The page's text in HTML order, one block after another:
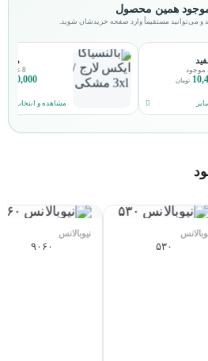
همین محصول
و می‌توانید مستقیماً وارد صفحه خریدشان شوید.
تومان
8 عدد موجود
مشاهده و انتخاب
۵۳۰
نیوبالانس
۹۰۶۰